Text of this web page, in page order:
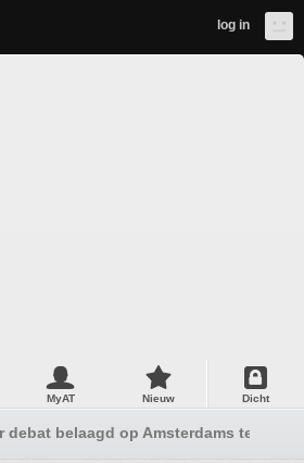
log in
MyAT Nieuw Dicht
debat belaagd op Amsterdams terras #2